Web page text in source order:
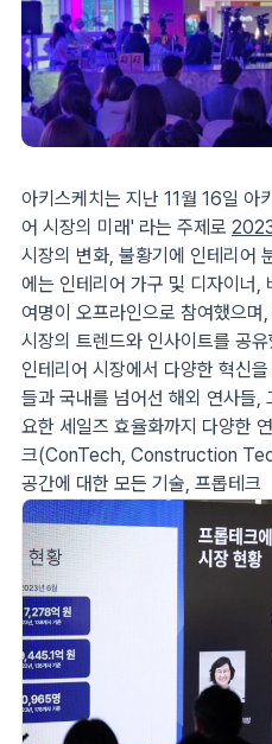
아키스케치는 지난 11월 16일 아
어 시장의 미래' 라는 주제로
시장의 변화, 불황기에 인테리어
에는 인테리어 가구 및 디자이너
여명이 오프라인으로 참여했으
시장의 트렌드와 인사이트를 공
인테리어 시장에서 다양한 혁신
들과 국내를 넘어선 해외 연사들,
요한 세일즈 효율화까지 다양한
크(ConTech, Construction
공간에 대한 모든 기술, 프롭테크